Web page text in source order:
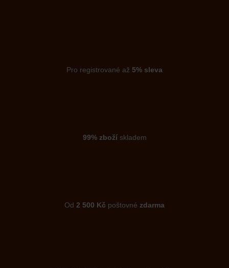
Pro registrované až 5% sleva
99% zbožískladem
Od 2 500 Kč poštovné zdarma